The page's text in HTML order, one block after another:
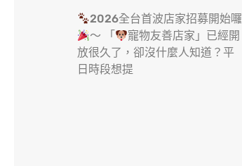
2026全台首波店家招募開始囉
～ 「
寵物友善店家」已經開
放很久了，卻沒什麼人知道？平
日時段想提